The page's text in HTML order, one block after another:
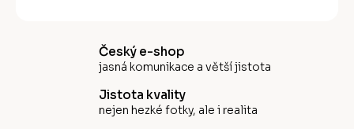
Český e-shop
jasná komunikace a větší jistota
Jistota kvality
nejen hezké fotky, ale i realita